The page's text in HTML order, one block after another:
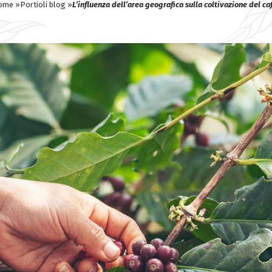
»Portioli blog »L’influenza dell’area geografica sulla coltivazione del